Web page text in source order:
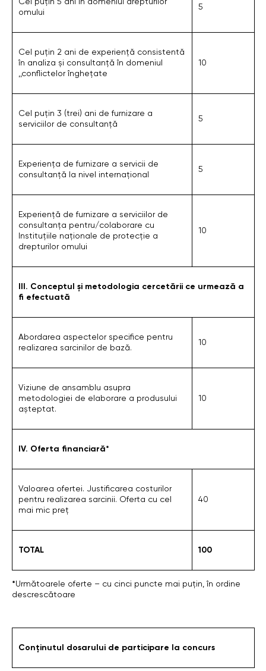
Cel puțin 5 ani în domeniul drepturilor
omului
5
Cel puțin 2 ani de experiență consistentă
în analiza și consultanță în domeniul
,,conflictelor înghețate
10
Cel puțin 3 (trei) ani de furnizare a
serviciilor de consultanță
5
Experiența de furnizare a servicii de
consultanță la nivel internațional
5
Experiență de furnizare a serviciilor de
consultanța pentru/colaborare cu
Instituțiile naționale de protecție a
drepturilor omului
10
III. Conceptul și metodologia cercetării ce urmează a
fi efectuată
Abordarea aspectelor specifice pentru
realizarea sarcinilor de bază.
10
Viziune de ansamblu asupra
metodologiei de elaborare a produsului
așteptat.
10
IV. Oferta financiară*
Valoarea ofertei. Justificarea costurilor
pentru realizarea sarcinii. Oferta cu cel
mai mic preț
40
TOTAL 100
*Următoarele oferte – cu cinci puncte mai puțin, în ordine
descrescătoare
Conținutul dosarului de participare la concurs